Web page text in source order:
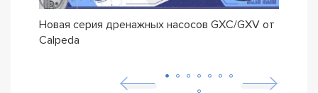
Новая серия дренажных насосов GXC/GXV от
Calpeda